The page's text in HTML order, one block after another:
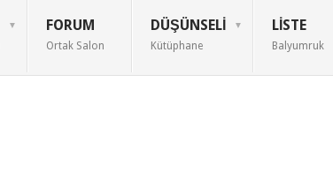
FORUM
Ortak Salon
DÜŞÜNSELI
Kütüphane
LISTE
Balyumruk